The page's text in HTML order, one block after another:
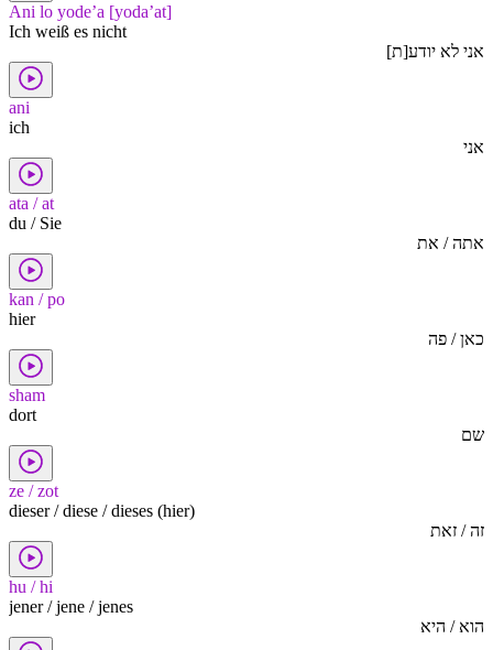
Ani lo yode’a [yoda’at]
Ich weiß es nicht
אני לא יודע[ת]
ani
ich
אני
ata / at
du / Sie
אתה / את
kan / po
hier
כאן / פה
sham
dort
שם
ze / zot
dieser / diese / dieses (hier)
זה / זאת
hu / hi
jener / jene / jenes
הוא / היא